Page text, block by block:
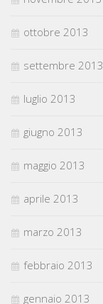
ottobre 2013
settembre 2013
luglio 2013
giugno 2013
maggio 2013
aprile 2013
marzo 2013
febbraio 2013
gennaio 2013